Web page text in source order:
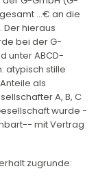
...€ an die
Der hieraus
bei der G-
unter ABCD-
atypisch stille
als
A, B, C
wurde -
mit Vertrag
zugrunde: